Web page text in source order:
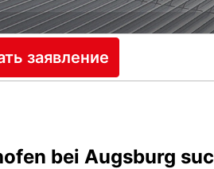
заявление
bei Augsburg